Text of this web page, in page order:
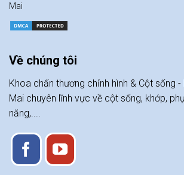
Mai
Về chúng tôi
Khoa chấn thương chỉnh hình & Cột sống -
Mai chuyên lĩnh vực về cột sống, khớp,
năng,....